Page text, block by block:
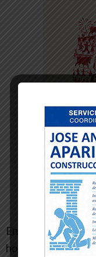
En chicas, la
hormiguita» que